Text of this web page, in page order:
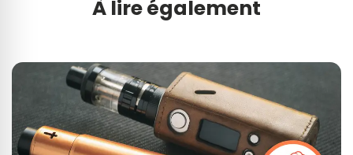
À lire également